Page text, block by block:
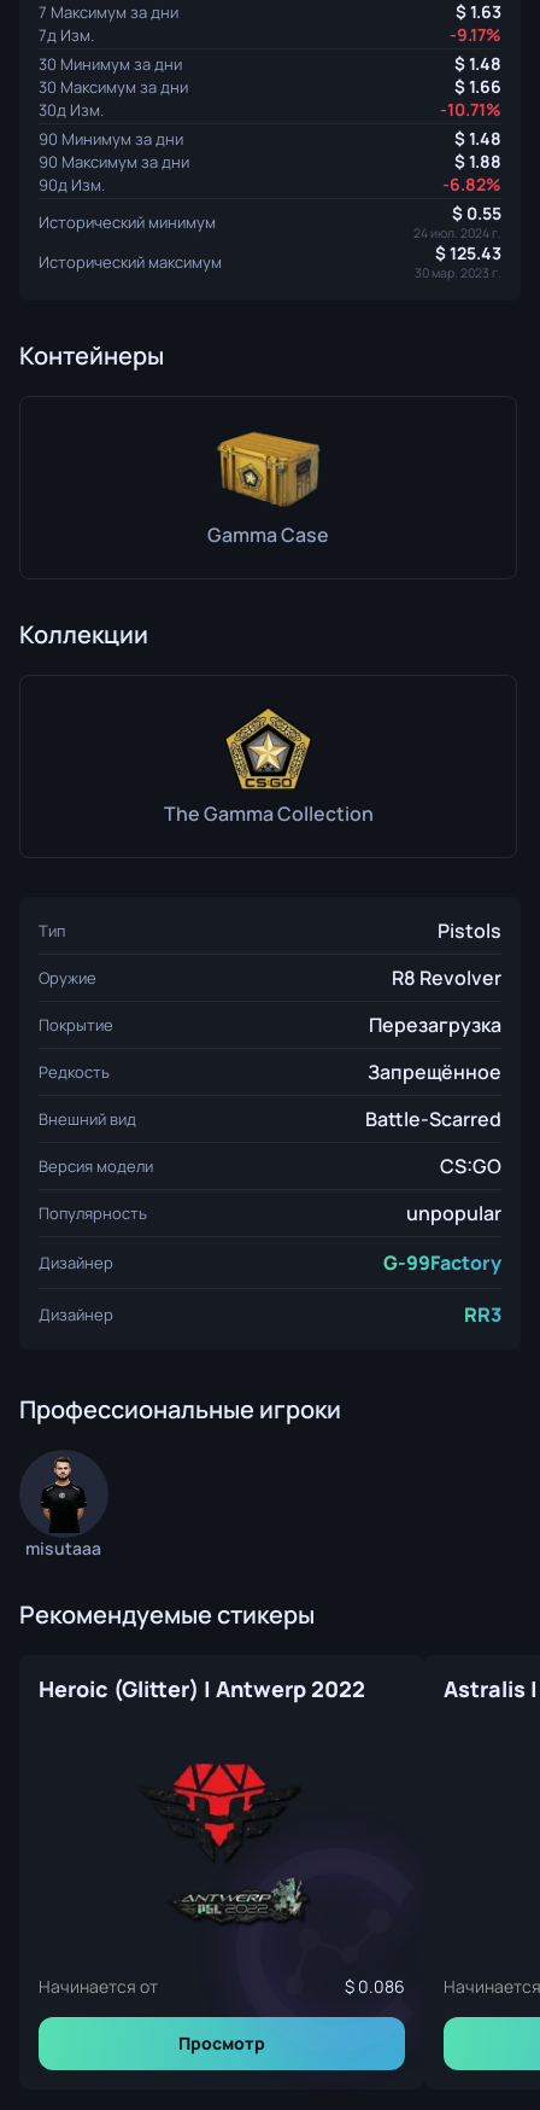
7 Максимум за дни 1.63
7д Изм. -9.17%
30 Минимум за дни 1.48
30 Максимум за дни 1.66
30д Изм. -10.71%
90 Минимум за дни 1.48
90 Максимум за дни 1.88
90д Изм. -6.82%
Исторический минимум 0.55
24 июл. 2024 г.
Исторический максимум 125.43
30 мар. 2023 г.
Контейнеры
Gamma Case
Коллекции
The Gamma Collection
Тип Pistols
Оружие R8 Revolver
Покрытие Перезагрузка
Редкость Запрещённое
Внешний вид Battle-Scarred
Версия модели CS:GO
Популярность unpopular
Дизайнер G-99Factory
Дизайнер RR3
Профессиональные игроки
misutaaa
Рекомендуемые стикеры
Heroic (Glitter) | Antwerp 2022
Начинается от 0.086
Просмотр
Astralis